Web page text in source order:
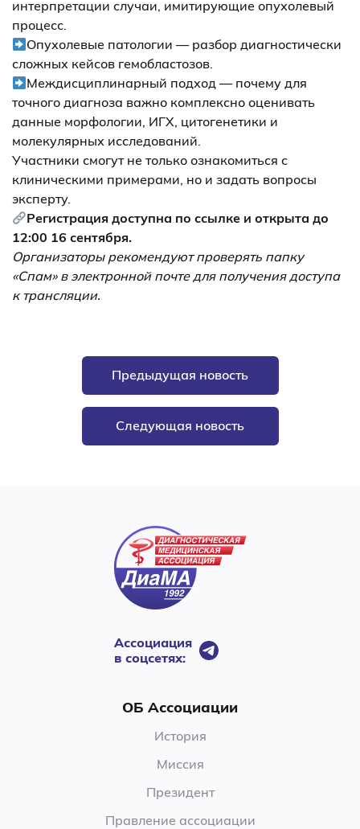
интерпретации случаи, имитирующие опухолевый
процесс.
Опухолевые патологии — разбор диагностически
сложных кейсов гемобластозов.
Междисциплинарный подход — почему для
точного диагноза важно комплексно оценивать
данные морфологии, ИГХ, цитогенетики и
молекулярных исследований.
Участники смогут не только ознакомиться с
клиническими примерами, но и задать вопросы
эксперту.
Регистрация доступна по ссылке и открыта до
12:00 16 сентября.
Организаторы рекомендуют проверять папку
«Спам» в электронной почте для получения доступа
к трансляции.
Предыдущая новость
Следующая новость
Ассоциация
в соцсетях:
ОБ Ассоциации
История
Миссия
Президент
Правление ассоциации